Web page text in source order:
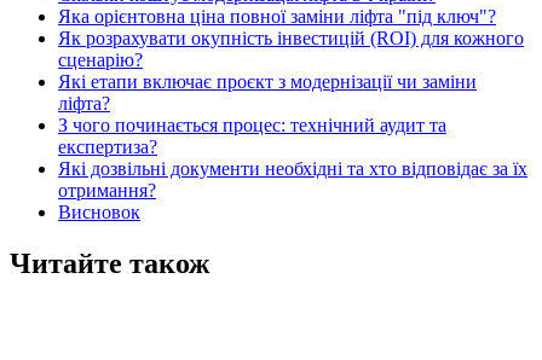
Яка орієнтовна ціна повної заміни ліфта "під ключ"?
Як розрахувати окупність інвестицій (ROI) для кожного
сценарію?
Які етапи включає проєкт з модернізації чи заміни
ліфта?
З чого починається процес: технічний аудит та
експертиза?
Які дозвільні документи необхідні та хто відповідає за їх
отримання?
Висновок
Читайте також